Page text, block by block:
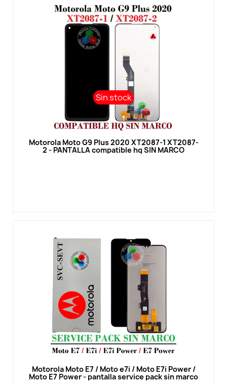
Sin stock
Sin stock
Vista rápida
Motorola Moto G9 Plus 2020 XT2087-1 XT2087-
2 - PANTALLA compatible hq SIN MARCO
Vista rápida
Motorola Moto E7 / Moto e7i / Moto E7i Power /
Moto E7 Power - pantalla service pack sin marco